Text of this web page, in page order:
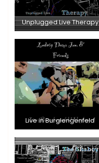
Unplugged Live Therapy
Live in Burglengenfeld